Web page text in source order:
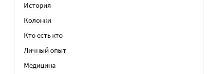
История
Колонки
Кто есть кто
Личный опыт
Медицина